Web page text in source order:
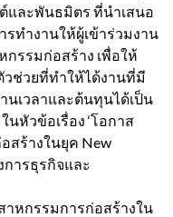
ต์และพันธมิตร ที่นำเสนอ
ำงานให้ผู้เข้าร่วมงาน
รรมก่อสร้าง เพื่อให้
ตัวช่วยที่ทำให้ได้งานที่มี
เวลาและต้นทุนได้เป็น
หัวข้อเรื่อง ‘โอกาส
สร้างในยุค New
การธุรกิจและ
หกรรมการก่อสร้างใน